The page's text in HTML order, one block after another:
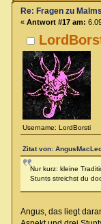
Username: LordBorsti
Re: Fragen zu
« Antwort #17 am:
Zitat von:
Nur kurz: kleine
Stunts streichst du
Angus, das liegt